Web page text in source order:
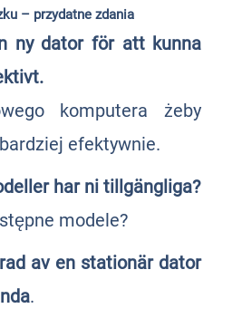
– przydatne zdania
ny dator för att kunna
komputera żeby
efektywnie.
har ni tillgängliga?
modele?
av en stationär dator
.